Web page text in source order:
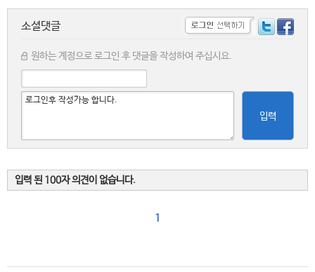
소셜댓글
원하는 계정으로 로그인 후 댓글을 작성하여 주십시요.
입력
입력 된 100자 의견이 없습니다.
1